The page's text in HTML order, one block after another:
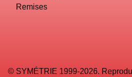
Remises
© SYMÉTRIE 1999-2026.